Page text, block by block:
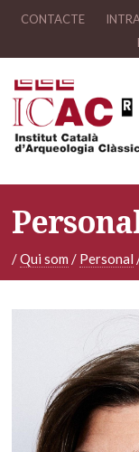
CONTACTE
/Qui som / Personal